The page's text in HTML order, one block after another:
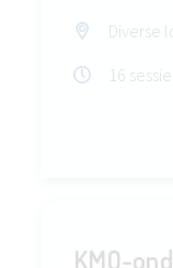
Diverse
16
KMO-